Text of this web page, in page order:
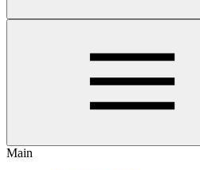
Main